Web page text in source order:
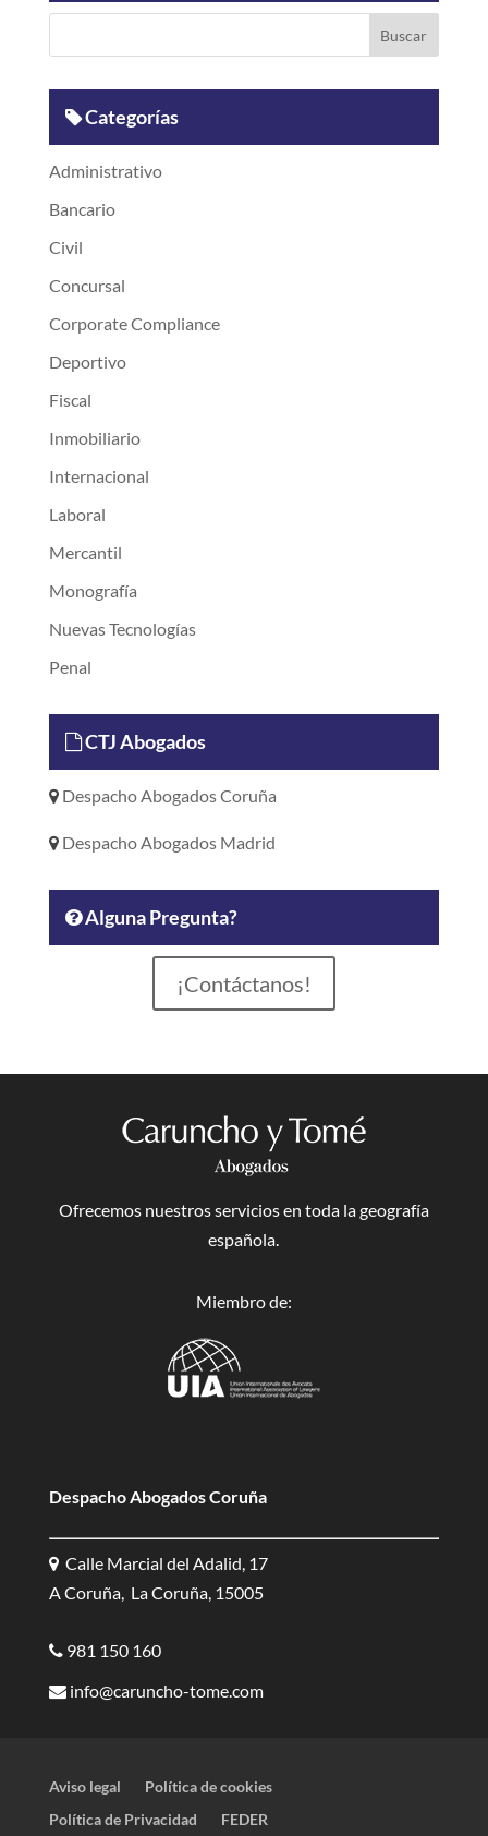
Categorías
Administrativo
Bancario
Civil
Concursal
Corporate Compliance
Deportivo
Fiscal
Inmobiliario
Internacional
Laboral
Mercantil
Monografía
Nuevas Tecnologías
Penal
CTJ Abogados
Despacho Abogados Coruña
Despacho Abogados Madrid
Alguna Pregunta?
¡Contáctanos!
Ofrecemos nuestros servicios en toda la geografía
española.
Miembro de:
Despacho Abogados Coruña
Calle Marcial del Adalid, 17
A Coruña, La Coruña, 15005
981 150 160
info@caruncho-tome.com
Aviso legal
Política de cookies
Política de Privacidad
FEDER